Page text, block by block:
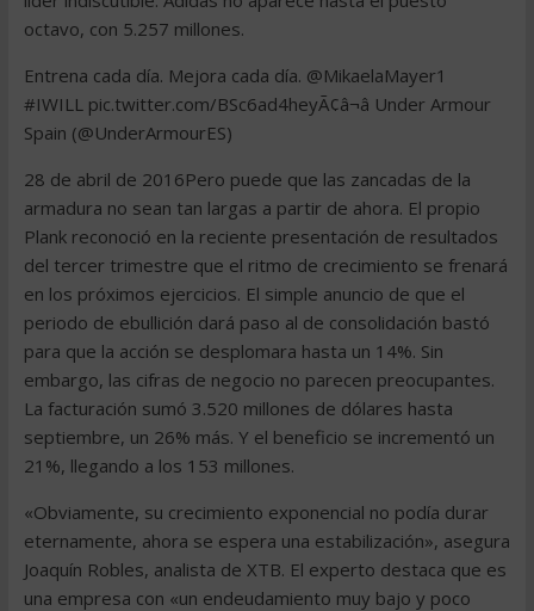
octavo, con 5.257 millones.
Entrena cada día. Mejora cada día. @MikaelaMayer1
#IWILL pic.twitter.com/BSc6ad4heyÃ¢â¬â Under Armour
Spain (@UnderArmourES)
28 de abril de 2016Pero puede que las zancadas de la
armadura no sean tan largas a partir de ahora. El propio
Plank reconoció en la reciente presentación de resultados
del tercer trimestre que el ritmo de crecimiento se frenará
en los próximos ejercicios. El simple anuncio de que el
periodo de ebullición dará paso al de consolidación bastó
para que la acción se desplomara hasta un 14%. Sin
embargo, las cifras de negocio no parecen preocupantes.
La facturación sumó 3.520 millones de dólares hasta
septiembre, un 26% más. Y el beneficio se incrementó un
21%, llegando a los 153 millones.
«Obviamente, su crecimiento exponencial no podía durar
eternamente, ahora se espera una estabilización», asegura
Joaquín Robles, analista de XTB. El experto destaca que es
una empresa con «un endeudamiento muy bajo y poco